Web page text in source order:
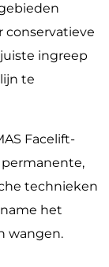
conservatieve
ingreep
te
Facelift-
technieken
het
wangen.